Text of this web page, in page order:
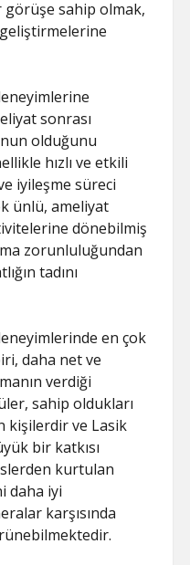
sahip olmak,
sonrası
olduğunu
hızlı ve etkili
iyileşme süreci
ünlü, ameliyat
dönebilmiş
zorunluluğundan
tadını
en çok
daha net ve
verdiği
sahip oldukları
kişilerdir ve Lasik
bir katkısı
kurtulan
daha iyi
karşısında